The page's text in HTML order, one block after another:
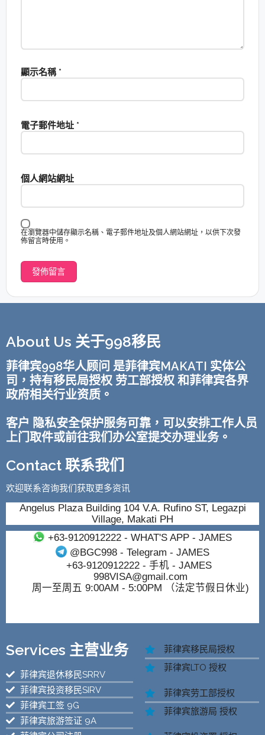
顯示名稱 *
電子郵件地址 *
個人網站網址
在瀏覽器中儲存顯示名稱、電子郵件地址及個人網站網址，以供下次發
佈留言時使用。
About Us 关于998移民
菲律宾998华人顾问 是菲律宾MAKATI 实体公
司，持有移民局授权 劳工部授权 和菲律宾各界
政府相关行业资质。
客户 隐私安全保护服务可靠，可以安排工作人员
上门取件或前往我们办公室提交办理业务。
Contact 联系我们
欢迎联系咨询我们获取更多资讯
Angelus Plaza Building 104 V.A. Rufino ST, Legazpi
Village, Makati PH
+63-9120912222- WHAT'S APP - JAMES
@BGC998 - Telegram - JAMES
+63-9120912222- 手机 - JAMES
998VISA@gmail.com
周一至周五 9:00AM - 5:00PM （法定节假日休业)
Services 主营业务
菲律宾退休移民SRRV
菲律宾投资移民SIRV
菲律宾工签 9G
菲律宾旅游签证 9A
菲律宾移民局授权
菲律宾LTO 授权
菲律宾劳工部授权
菲律宾旅游局 授权